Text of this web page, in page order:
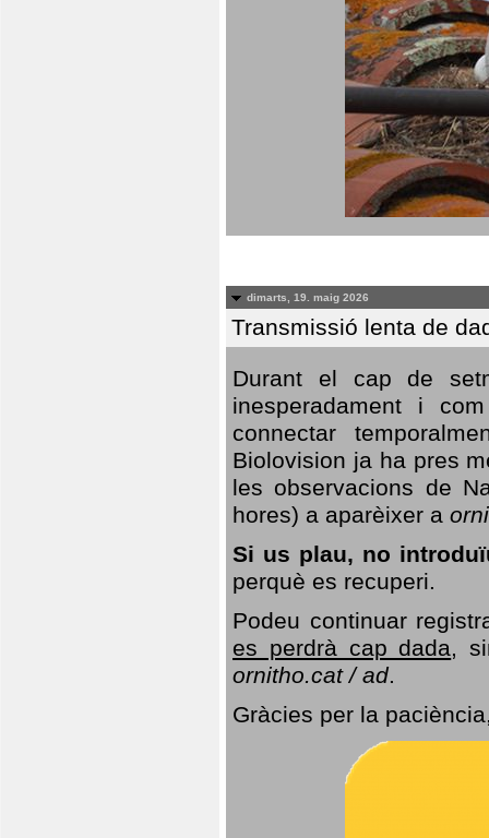
dimarts, 19. maig 2026
Transmissió lenta de
Durant el cap de
inesperadament i
connectar
Biolovision ja ha pres
les observacions de
hores) a aparèixer a
Si us plau, no
perquè es recuperi.
Podeu continuar
es perdrà cap dada,
ornitho.cat / ad.
Gràcies per la